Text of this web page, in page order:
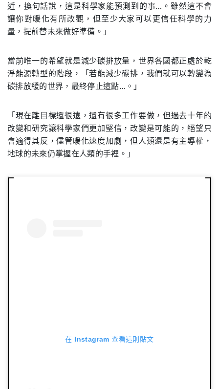
近，換句話說，這是科學家能預測到的事…。雖然這不會
讓你對暖化有所改觀，但至少大家可以更信任科學的力
量，提前替未來做好準備。」
當前唯一的希望就是減少碳排放量，世界各國都正處於乾
淨能源轉型的階段，「若能減少碳排，我們就可以轉變為
碳排放緩的世界，最終停止這點…。」
「現在離目標還很遠，還有很多工作要做，但過去十年的
改變和研究讓科學家們更加堅信，改變是可能的，絕望只
會適得其反，儘管暖化速度加劇，但人類還是有主導權，
地球的未來仍掌握在人類的手裡。」
在 Instagram 查看這則貼文